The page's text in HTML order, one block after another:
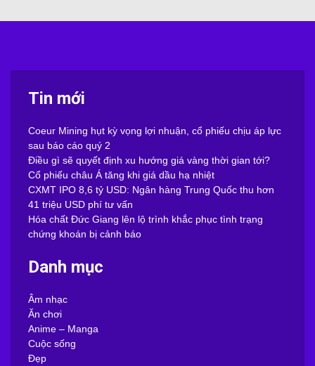
Tin mới
Coeur Mining hụt kỳ vọng lợi nhuận, cổ phiếu chịu áp lực
sau báo cáo quý 2
Điều gì sẽ quyết định xu hướng giá vàng thời gian tới?
Cổ phiếu châu Á tăng khi giá dầu hạ nhiệt
CXMT IPO 8,6 tỷ USD: Ngân hàng Trung Quốc thu hơn
41 triệu USD phí tư vấn
Hóa chất Đức Giang lên lộ trình khắc phục tình trạng
chứng khoán bị cảnh báo
Danh mục
Âm nhạc
Ăn chơi
Anime – Manga
Cuộc sống
Đẹp